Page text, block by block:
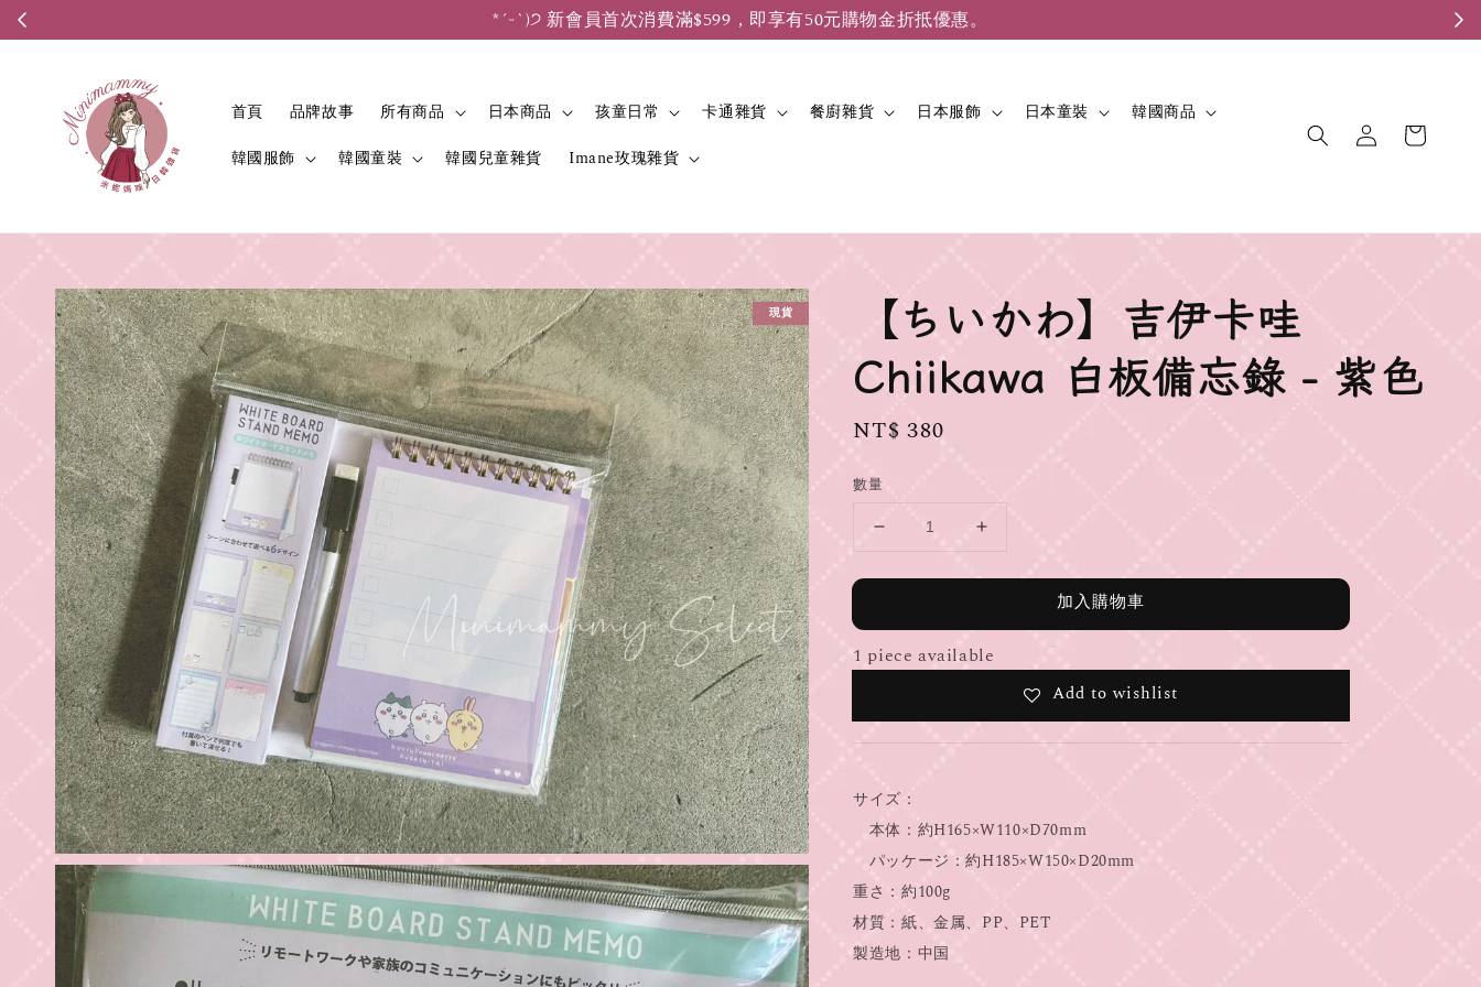
*ˊᵕˋ)੭ 新會員首次消費滿$599，即享有50元購物金折抵優惠。
首頁 品牌故事 所有商品 日本商品 孩童日常 卡通雜貨 餐廚雜貨 日本服飾 日本童裝
韓國商品
韓國服飾
韓國童裝 韓國兒童雜貨 Imane玫瑰雜貨
現貨
【ちいかわ】吉伊卡哇
Chiikawa 白板備忘錄 - 紫色
Regular
NT$ 380
數量
加入購物車
1 piece available
Add to wishlist
サイズ：
本体：約H165×W110×D70mm
パッケージ：約H185×W150×D20mm
重さ：約100g
材質：紙、金属、PP、PET
製造地：中国